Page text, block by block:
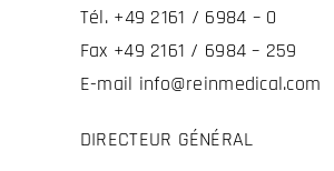
Tél. +49 2161 / 6984 – 0
Fax +49 2161 / 6984 – 259
E-mail info@reinmedical.com
DIRECTEUR GÉNÉRAL